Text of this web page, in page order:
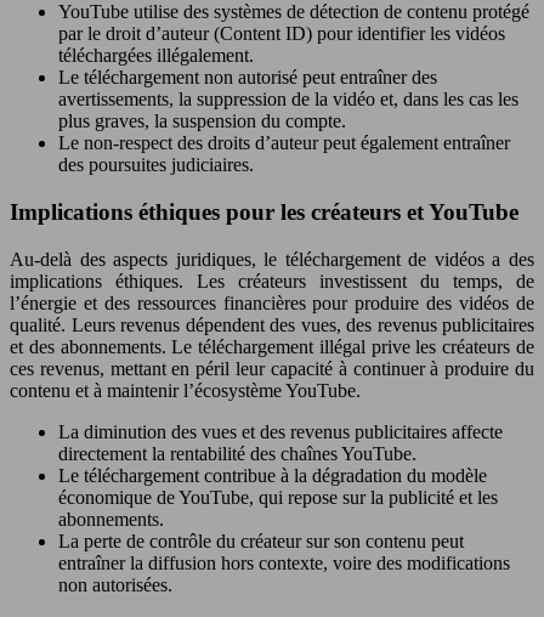
YouTube utilise des systèmes de détection de contenu protégé
par le droit d’auteur (Content ID) pour identifier les vidéos
téléchargées illégalement.
Le téléchargement non autorisé peut entraîner des
avertissements, la suppression de la vidéo et, dans les cas les
plus graves, la suspension du compte.
Le non-respect des droits d’auteur peut également entraîner
des poursuites judiciaires.
Implications éthiques pour les créateurs et YouTube
Au-delà des aspects juridiques, le téléchargement de vidéos a des
implications éthiques. Les créateurs investissent du temps, de
l’énergie et des ressources financières pour produire des vidéos de
qualité. Leurs revenus dépendent des vues, des revenus publicitaires
et des abonnements. Le téléchargement illégal prive les créateurs de
ces revenus, mettant en péril leur capacité à continuer à produire du
contenu et à maintenir l’écosystème YouTube.
La diminution des vues et des revenus publicitaires affecte
directement la rentabilité des chaînes YouTube.
Le téléchargement contribue à la dégradation du modèle
économique de YouTube, qui repose sur la publicité et les
abonnements.
La perte de contrôle du créateur sur son contenu peut
entraîner la diffusion hors contexte, voire des modifications
non autorisées.